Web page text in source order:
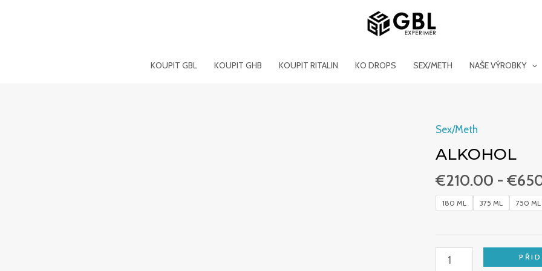
KOUPIT GBL KOUPIT GHB KOUPIT RITALIN KO DROPS SEX/METH NAŠE VÝROBKY
Sex/Meth
ALKOHOL
€210.00 - €
180 ML 375 ML 750 ML
Alkohol
množství